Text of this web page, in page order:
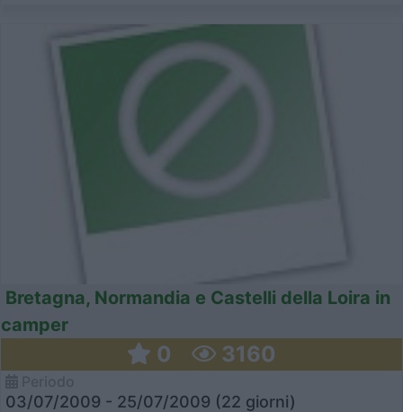
Bretagna, Normandia e Castelli della Loira in
camper
0 3160
03/07/2009 - 25/07/2009 (22 giorni)